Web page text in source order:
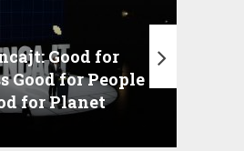
Good for
Good for People
for Planet